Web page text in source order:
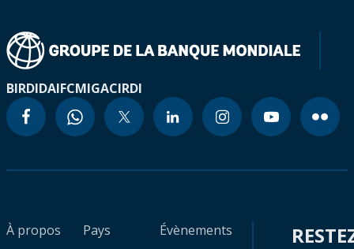
BIRDIDAIFCMIGACIRDI
À propos
Pays
Évènements